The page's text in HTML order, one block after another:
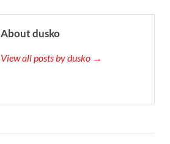
About dusko
View all posts by dusko →